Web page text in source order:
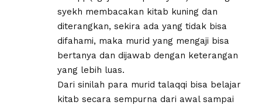
syekh membacakan kitab kuning dan
diterangkan, sekira ada yang tidak bisa
difahami, maka murid yang mengaji bisa
bertanya dan dijawab dengan keterangan
yang lebih luas.
Dari sinilah para murid talaqqi bisa belajar
kitab secara sempurna dari awal sampai